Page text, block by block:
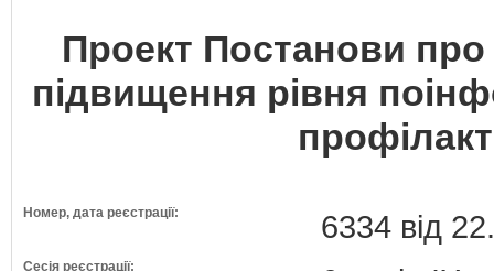
Проект Постанови
підвищення рівня
Номер, дата реєстрації: 6334 від
Сесія реєстрації: